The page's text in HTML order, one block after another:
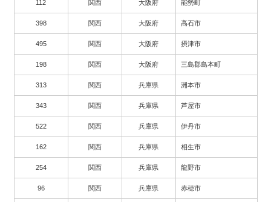
112 関西 大阪府 能勢町
398 関西 大阪府 高石市
495 関西 大阪府 摂津市
198 関西 大阪府 三島郡島本町
313 関西 兵庫県 洲本市
343 関西 兵庫県 芦屋市
522 関西 兵庫県 伊丹市
162 関西 兵庫県 相生市
254 関西 兵庫県 龍野市
96 関西 兵庫県 赤穂市